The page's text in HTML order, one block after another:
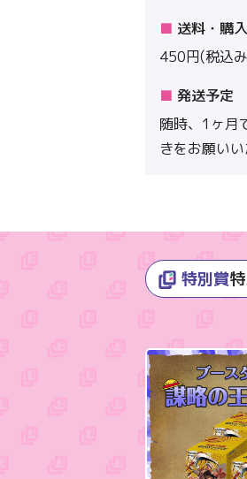
送料・購
450円(税込
発送予定
随時、1ヶ月
きをお願い
特別賞